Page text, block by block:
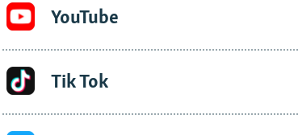
YouTube
Tik Tok